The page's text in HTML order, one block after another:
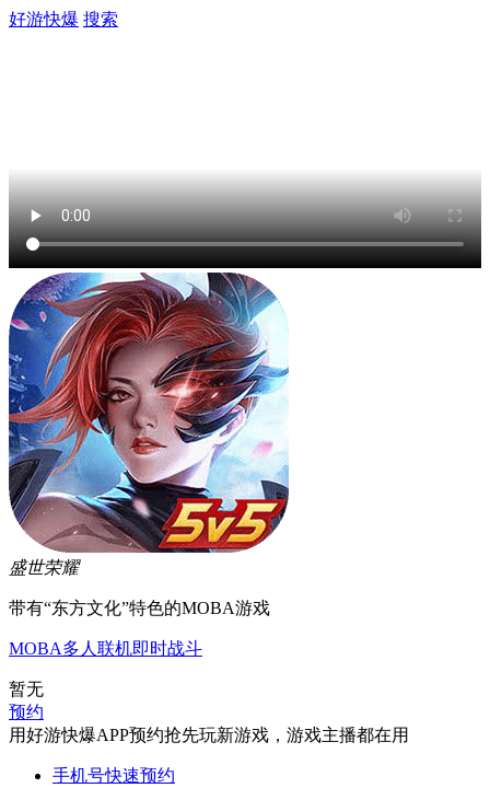
好游快爆 搜索
盛世荣耀
带有“东方文化”特色的MOBA游戏
MOBA多人联机即时战斗
暂无
预约
用好游快爆APP预约抢先玩新游戏，游戏主播都在用
手机号快速预约